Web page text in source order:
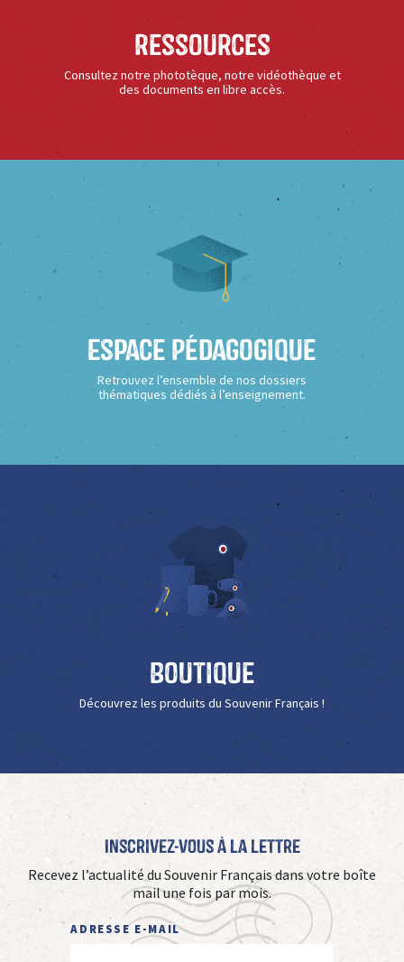
Ressources
Consultez notre phototèque, notre vidéothèque et
des documents en libre accès.
Espace Pédagogique
Retrouvez l’ensemble de nos dossiers
thématiques dédiés à l’enseignement.
Boutique
Découvrez les produits du Souvenir Français !
Inscrivez-vous à La Lettre
Recevez l’actualité du Souvenir Français dans votre boîte
mail une fois par mois.
ADRESSE E-MAIL